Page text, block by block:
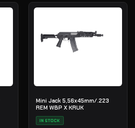
Mini Jack 5,56x45mm/.223
REM WBP X KRUK
IN STOCK